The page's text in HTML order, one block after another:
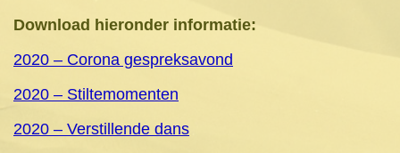
Download hieronder informatie:
2020 – Corona gespreksavond
2020 – Stiltemomenten
2020 – Verstillende dans